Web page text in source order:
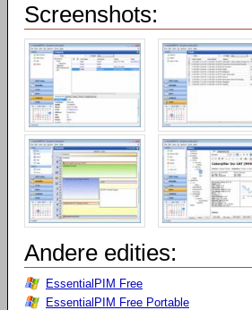
Screenshots:
Andere edities:
EssentialPIM Free
EssentialPIM Free Portable